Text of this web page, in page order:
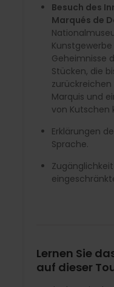
Besuch des
Marqués de
Geheimnisse
Stücken, die
zurückreichen
Marquis und
von Kutschen
Erklärungen
Sprache.
Lernen Sie
auf dieser